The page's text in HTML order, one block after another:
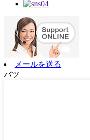
メールを送る
バツ